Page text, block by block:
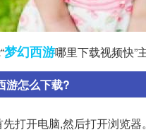
梦幻西游哪里下载视频快”
游怎么下载?
打开电脑,然后打开浏览